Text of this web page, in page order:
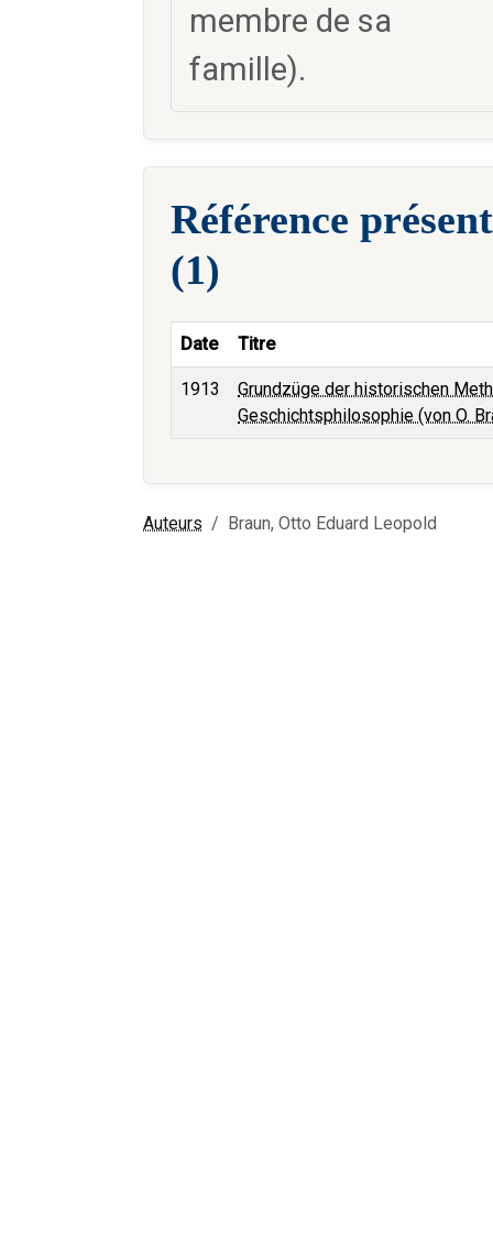
membre de sa
famille).
Référence
(1)
Date Titre
1913
Grundzüge der historischen
Geschichtsphilosophie (von O.
Auteurs Braun, Otto Eduard Leopold